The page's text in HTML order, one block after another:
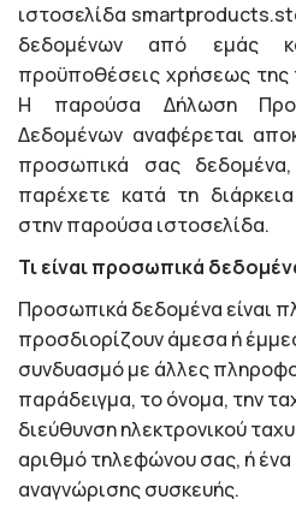
ιστοσελίδα
δεδομένων από εμάς
προϋποθέσεις χρήσεως της
Η παρούσα Δήλωση
Δεδομένων αναφέρεται
προσωπικά σας
παρέχετε κατά τη
στην παρούσα ιστοσελίδα.
Τι είναι προσωπικά
Προσωπικά δεδομένα είναι
προσδιορίζουν άμεσα ή
συνδυασμό με άλλες
παράδειγμα, το όνομα, την
διεύθυνση ηλεκτρονικού
αριθμό τηλεφώνου σας, ή
αναγνώρισης συσκευής.